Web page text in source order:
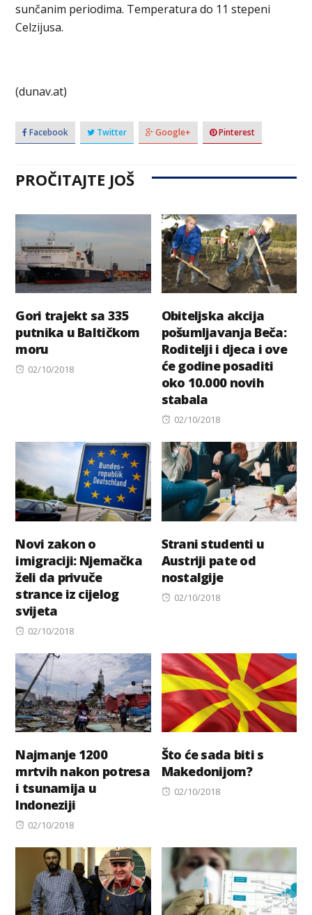
sunčanim periodima. Temperatura do 11 stepeni
Celzijusa.
(dunav.at)
Facebook Twitter Google+ Pinterest
PROČITAJTE JOŠ
Gori trajekt sa 335
putnika u Baltičkom
moru
Posted
02/10/2018
Obiteljska akcija
pošumljavanja Beča:
Roditelji i djeca i ove
će godine posaditi
oko 10.000 novih
stabala
Posted
02/10/2018
Novi zakon o
imigraciji: Njemačka
želi da privuče
strance iz cijelog
svijeta
Posted
02/10/2018
Strani studenti u
Austriji pate od
nostalgije
Posted
02/10/2018
Najmanje 1200
mrtvih nakon potresa
i tsunamija u
Indoneziji
Posted
02/10/2018
Što će sada biti s
Makedonijom?
Posted
02/10/2018